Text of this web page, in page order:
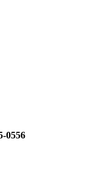
0556